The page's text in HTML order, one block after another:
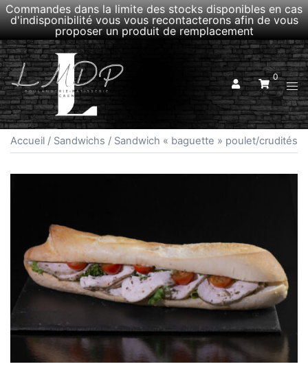
Commandes dans la limite des stocks disponibles en cas
d'indisponibilité vous vous recontacterons afin de vous
proposer un produit de remplacement
Aller
au
contenu
0
le
Accueil / Sandwichs / Sandwich « baguette » poulet/crudités